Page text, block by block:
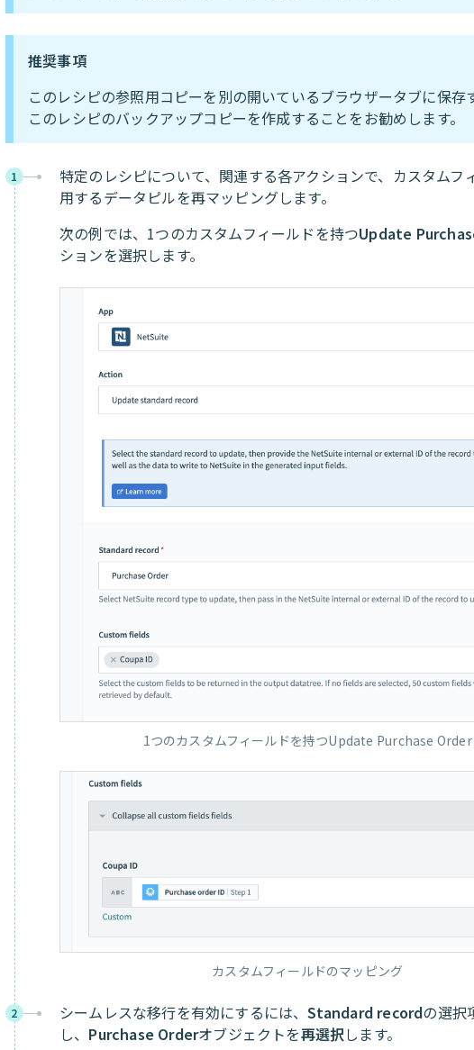
推奨事項
このレシピの参照用コピーを別の開いているブラウザータブに保存
このレシピのバックアップコピーを作成することをお勧めします。
1
特定のレシピについて、関連する各アクションで、カスタムフ
用するデータピルを再マッピングします。
次の例では、1つのカスタムフィールドを持つUpdate
ションを選択します。
1つのカスタムフィールドを持つUpdate Purchase Order
カスタムフィールドのマッピング
2 シームレスな移行を有効にするには、Standard recordの選択
し、 Purchase Orderオブジェクトを再選択します。